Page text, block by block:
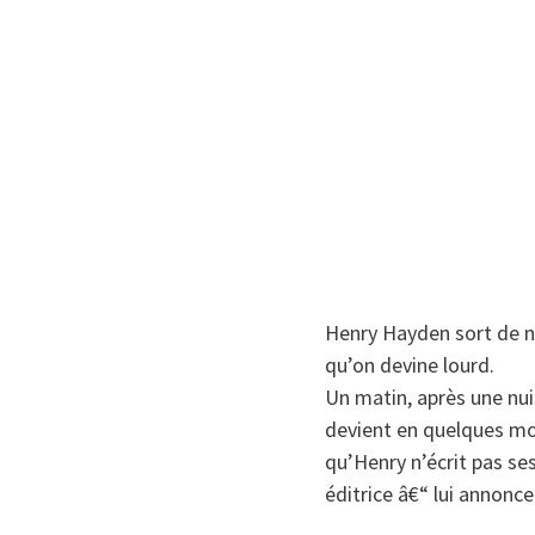
Henry Hayden sort de
qu’on devine lourd.
Un matin, après une
devient en quelques
qu’Henry n’écrit pas
éditrice â€“ lui